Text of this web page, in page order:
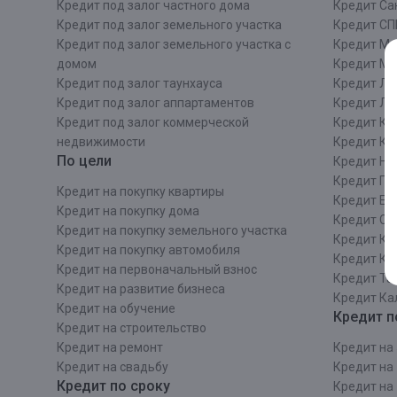
Кредит под залог частного дома
Кредит под залог земельного участка
Кредит под залог земельного участка с
домом
Кредит под залог таунхауса
Кредит под залог аппартаментов
Кредит под залог коммерческой
недвижимости
По цели
Кредит на покупку квартиры
Кредит на покупку дома
Кредит на покупку земельного участка
Кредит на покупку автомобиля
Кредит на первоначальный взнос
Кредит на развитие бизнеса
Кредит на обучение
Кредит на строительcтво
Кредит на ремонт
Кредит на свадьбу
Кредит по сроку
Кредит
Кредит
Кредит
Кредит МО
Кредит
Кредит ЛО
Кредит
Кредит
Кредит
Кредит
Кредит
Кредит
Кредит
Кредит
Кредит
Кредит
Кредит
Кредит на
Кредит на
Кредит на